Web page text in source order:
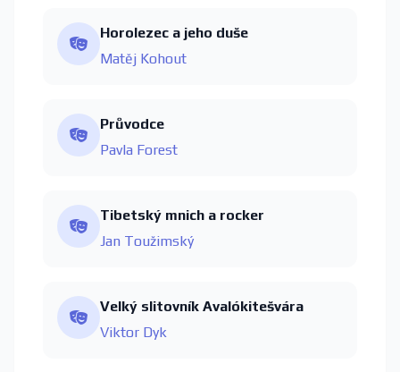
Horolezec a jeho duše
Matěj Kohout
Průvodce
Pavla Forest
Tibetský mnich a rocker
Jan Toužimský
Velký slitovník Avalókitešvára
Viktor Dyk